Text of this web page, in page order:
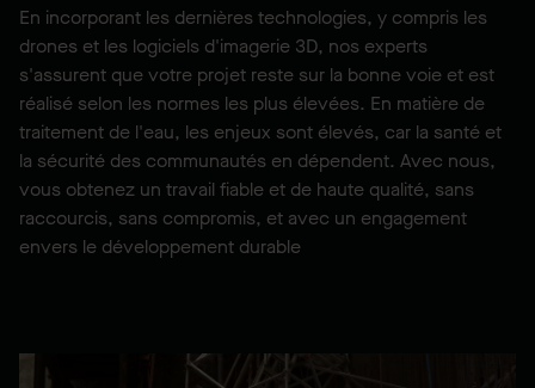
En incorporant les dernières technologies, y compris les
drones et les logiciels d'imagerie 3D, nos experts
s'assurent que votre projet reste sur la bonne voie et est
réalisé selon les normes les plus élevées. En matière de
traitement de l'eau, les enjeux sont élevés, car la santé et
la sécurité des communautés en dépendent. Avec nous,
vous obtenez un travail fiable et de haute qualité, sans
raccourcis, sans compromis, et avec un engagement
envers le développement durable